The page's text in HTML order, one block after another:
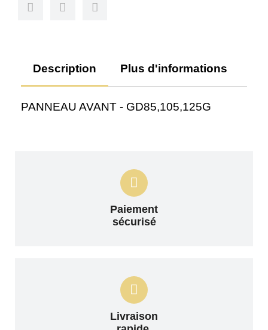
Description Plus d'informations
PANNEAU AVANT - GD85,105,125G
Paiement
sécurisé
Livraison